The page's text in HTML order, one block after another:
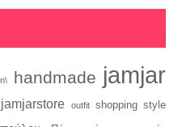
handmade jamjar
jamjarstore outfit shopping style